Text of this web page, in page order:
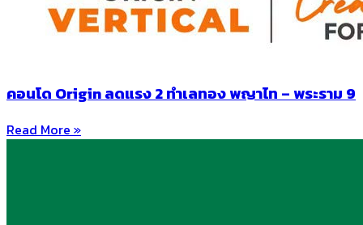
คอนโด Origin ลดแรง 2 ทำเลทอง พญาไท – พระราม 9
Read More »